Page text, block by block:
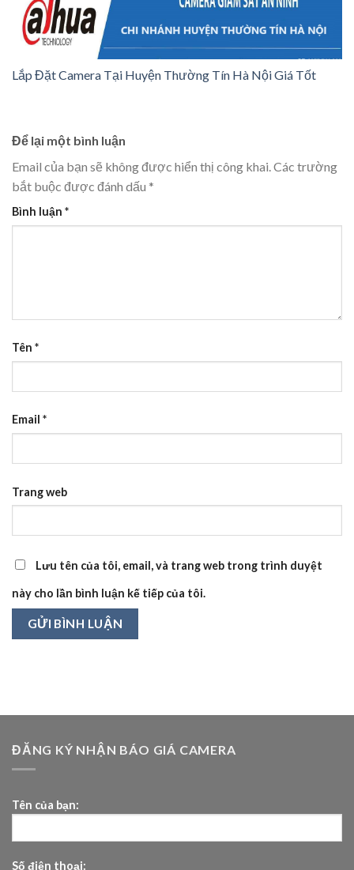
Lắp Đặt Camera Tại Huyện Thường Tín Hà Nội Giá Tốt
Để lại một bình luận
Email của bạn sẽ không được hiển thị công khai.Các trường
bắt buộc được đánh dấu *
Bình luận *
Tên *
Email *
Trang web
Lưu tên của tôi, email, và trang web trong trình duyệt
này cho lần bình luận kế tiếp của tôi.
ĐĂNG KÝ NHẬN BÁO GIÁ CAMERA
Tên của bạn:
Số điện thoại: